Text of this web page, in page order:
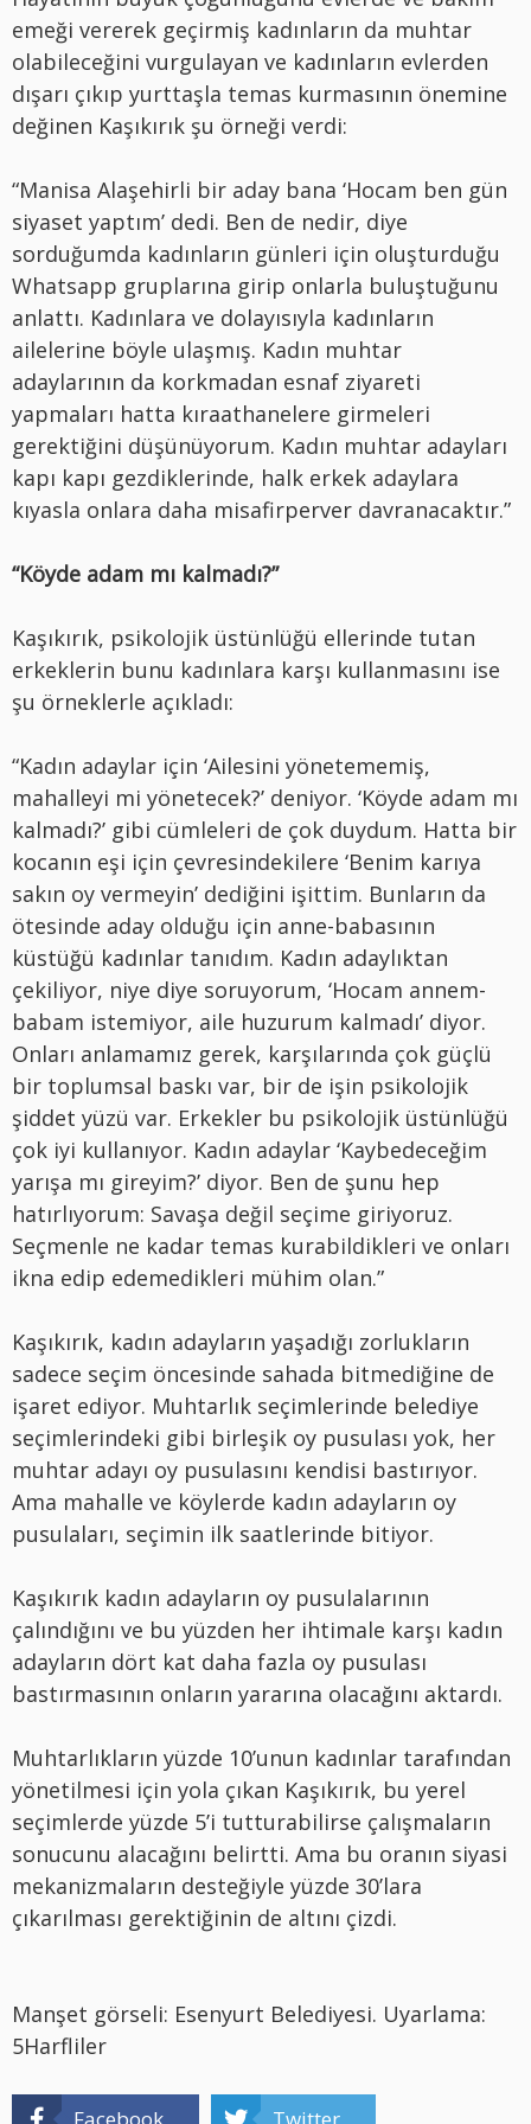
emeği vererek geçirmiş kadınların da muhtar
olabileceğini vurgulayan ve kadınların evlerden
dışarı çıkıp yurttaşla temas kurmasının önemine
değinen Kaşıkırık şu örneği verdi:
“Manisa Alaşehirli bir aday bana ‘Hocam ben gün
siyaset yaptım’ dedi. Ben de nedir, diye
sorduğumda kadınların günleri için oluşturduğu
Whatsapp gruplarına girip onlarla buluştuğunu
anlattı. Kadınlara ve dolayısıyla kadınların
ailelerine böyle ulaşmış. Kadın muhtar
adaylarının da korkmadan esnaf ziyareti
yapmaları hatta kıraathanelere girmeleri
gerektiğini düşünüyorum. Kadın muhtar adayları
kapı kapı gezdiklerinde, halk erkek adaylara
kıyasla onlara daha misafirperver davranacaktır.”
“Köyde adam mı kalmadı?”
Kaşıkırık, psikolojik üstünlüğü ellerinde tutan
erkeklerin bunu kadınlara karşı kullanmasını ise
şu örneklerle açıkladı:
“Kadın adaylar için ‘Ailesini yönetememiş,
mahalleyi mi yönetecek?’ deniyor. ‘Köyde adam mı
kalmadı?’ gibi cümleleri de çok duydum. Hatta bir
kocanın eşi için çevresindekilere ‘Benim karıya
sakın oy vermeyin’ dediğini işittim. Bunların da
ötesinde aday olduğu için anne-babasının
küstüğü kadınlar tanıdım. Kadın adaylıktan
çekiliyor, niye diye soruyorum, ‘Hocam annem-
babam istemiyor, aile huzurum kalmadı’ diyor.
Onları anlamamız gerek, karşılarında çok güçlü
bir toplumsal baskı var, bir de işin psikolojik
şiddet yüzü var. Erkekler bu psikolojik üstünlüğü
çok iyi kullanıyor. Kadın adaylar ‘Kaybedeceğim
yarışa mı gireyim?’ diyor. Ben de şunu hep
hatırlıyorum: Savaşa değil seçime giriyoruz.
Seçmenle ne kadar temas kurabildikleri ve onları
ikna edip edemedikleri mühim olan.”
Kaşıkırık, kadın adayların yaşadığı zorlukların
sadece seçim öncesinde sahada bitmediğine de
işaret ediyor. Muhtarlık seçimlerinde belediye
seçimlerindeki gibi birleşik oy pusulası yok, her
muhtar adayı oy pusulasını kendisi bastırıyor.
Ama mahalle ve köylerde kadın adayların oy
pusulaları, seçimin ilk saatlerinde bitiyor.
Kaşıkırık kadın adayların oy pusulalarının
çalındığını ve bu yüzden her ihtimale karşı kadın
adayların dört kat daha fazla oy pusulası
bastırmasının onların yararına olacağını aktardı.
Muhtarlıkların yüzde 10’unun kadınlar tarafından
yönetilmesi için yola çıkan Kaşıkırık, bu yerel
seçimlerde yüzde 5’i tutturabilirse çalışmaların
sonucunu alacağını belirtti. Ama bu oranın siyasi
mekanizmaların desteğiyle yüzde 30’lara
çıkarılması gerektiğinin de altını çizdi.
Manşet görseli: Esenyurt Belediyesi. Uyarlama:
5Harfliler